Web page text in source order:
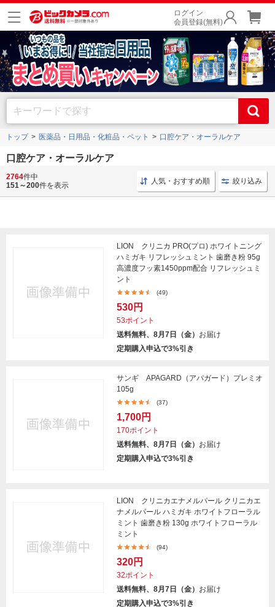
ログイン
会員登録(無料)
トップ 医薬品・日用品・化粧品・ペット 口腔ケア・オーラルケア
口腔ケア・オーラルケア
歯ブラシ オーラルケア 歯磨き粉 オーラルケア 歯ブ
2764件中
151～200件を表示 人気・おすすめ順 絞り込み
LION クリニカ PRO(プロ) ホワイトニング
ハミガキ リフレッシュミント 歯磨き粉 95g
高濃度フッ素1450ppm配合 リフレッシュミ
ント
(49)
530円
53ポイント
送料無料、8月7日（金） お届け
定期購入申込で3%引き
サンギ APAGARD（アパガード）プレミオ
105g
(37)
1,700円
170ポイント
送料無料、8月7日（金） お届け
定期購入申込で3%引き
LION クリニカエナメルパール クリニカエ
ナメルパール ハミガキ ホワイトフローラル
ミント 歯磨き粉 130g ホワイトフローラル
ミント
(94)
320円
32ポイント
送料無料、8月7日（金） お届け
定期購入申込で3%引き